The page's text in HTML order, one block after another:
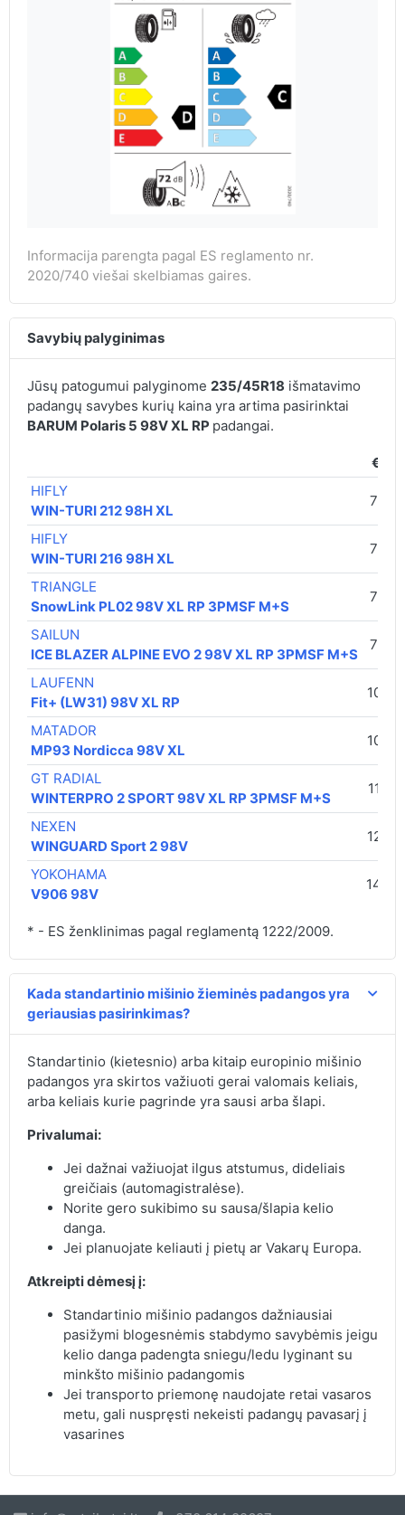
Informacija parengta pagal ES reglamento nr.
2020/740 viešai skelbiamas gaires.
Savybių palyginimas
Jūsų patogumui palyginome 235/45R18 išmatavimo
padangų savybes kurių kaina yra artima pasirinktai
BARUM Polaris 5 98V XL RP padangai.
€ /
HIFLY
WIN-TURI 212 98H XL
HIFLY
WIN-TURI 216 98H XL
TRIANGLE
SnowLink PL02 98V XL RP 3PMSF M+S
SAILUN
ICE BLAZER ALPINE EVO 2 98V XL RP 3PMSF M+S
LAUFENN
Fit+ (LW31) 98V XL RP
MATADOR
MP93 Nordicca 98V XL
GT RADIAL
WINTERPRO 2 SPORT 98V XL RP 3PMSF M+S
NEXEN
WINGUARD Sport 2 98V
YOKOHAMA
V906 98V
* - ES ženklinimas pagal reglamentą 1222/2009.
Kada standartinio mišinio žieminės padangos yra
geriausias pasirinkimas?
Standartinio (kietesnio) arba kitaip europinio mišinio
padangos yra skirtos važiuoti gerai valomais keliais,
arba keliais kurie pagrinde yra sausi arba šlapi.
Privalumai:
Jei dažnai važiuojat ilgus atstumus, dideliais
greičiais (automagistralėse).
Norite gero sukibimo su sausa/šlapia kelio
danga.
Jei planuojate keliauti į pietų ar Vakarų Europa.
Atkreipti dėmesį į:
Standartinio mišinio padangos dažniausiai
pasižymi blogesnėmis stabdymo savybėmis jeigu
kelio danga padengta sniegu/ledu lyginant su
minkšto mišinio padangomis
Jei transporto priemonę naudojate retai vasaros
metu, gali nuspręsti nekeisti padangų pavasarį į
vasarines